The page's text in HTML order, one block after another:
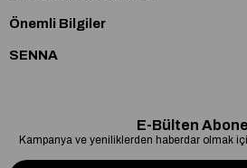
Önemli Bilgiler
SENNA
E-Bülten
Kampanya ve yeniliklerden haberdar olmak